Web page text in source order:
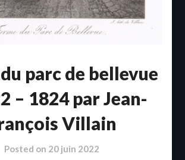
parc de bellevue
– 1824 par Jean-
Villain
Posted on 20 juin 2022